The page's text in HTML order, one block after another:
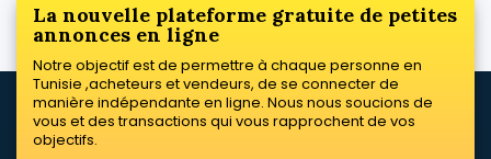
La nouvelle plateforme gratuite de petites
annonces en ligne
Notre objectif est de permettre à chaque personne en
Tunisie ,acheteurs et vendeurs, de se connecter de
manière indépendante en ligne. Nous nous soucions de
vous et des transactions qui vous rapprochent de vos
objectifs.